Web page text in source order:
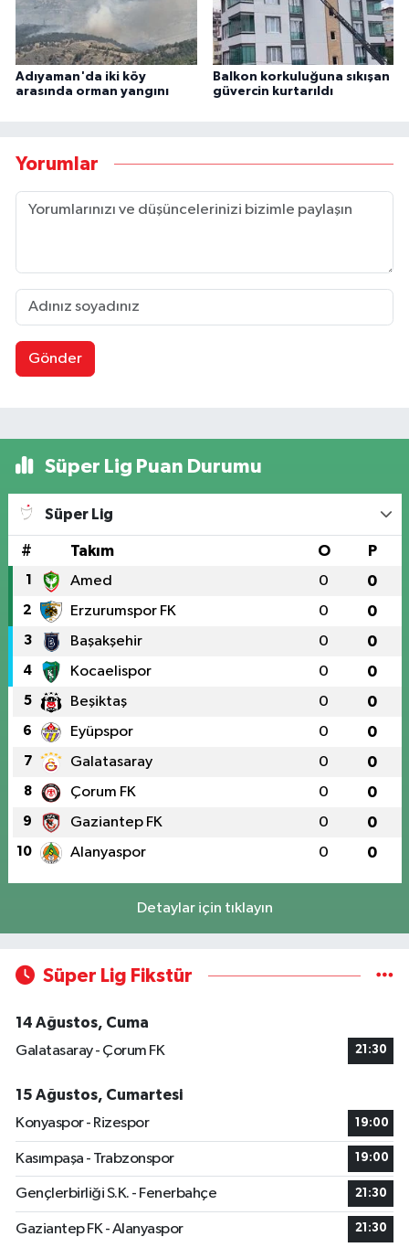
Adıyaman'da iki köy
arasında orman yangını
Balkon korkuluğuna sıkışan
güvercin kurtarıldı
Yorumlar
Gönder
Süper Lig Puan Durumu
Süper Lig
# Takım O P
1 Amed 0 0
2 Erzurumspor FK 0 0
3 Başakşehir 0 0
4 Kocaelispor 0 0
5 Beşiktaş 0 0
6 Eyüpspor 0 0
7 Galatasaray 0 0
8 Çorum FK 0 0
9 Gaziantep FK 0 0
10 Alanyaspor 0 0
Detaylar için tıklayın
Süper Lig Fikstür
14 Ağustos, Cuma
Galatasaray - Çorum FK
21:30
15 Ağustos, Cumartesi
Konyaspor - Rizespor
19:00
Kasımpaşa - Trabzonspor 19:00
Gençlerbirliği S.K. - Fenerbahçe 21:30
Gaziantep FK - Alanyaspor 21:30